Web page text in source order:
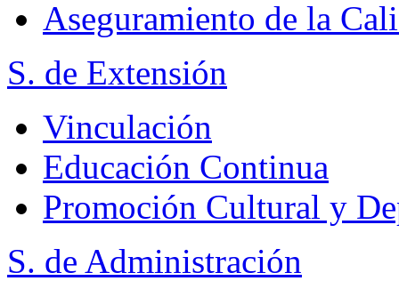
Aseguramiento de la
S. de Extensión
Vinculación
Educación Continua
Promoción Cultural y
S. de Administración